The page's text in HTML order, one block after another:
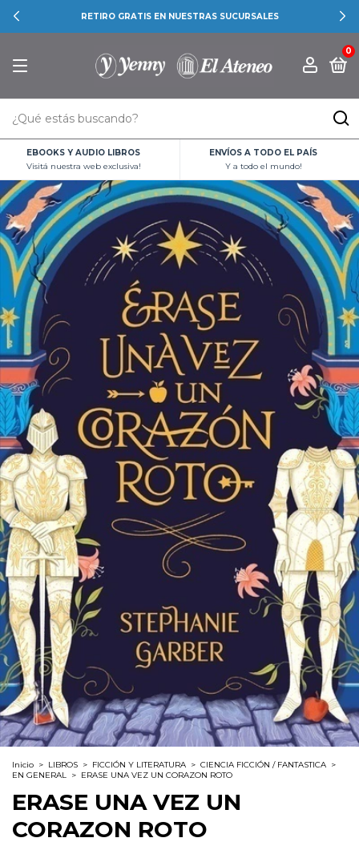
RETIRO GRATIS EN NUESTRAS SUCURSALES
0
EBOOKS Y AUDIO LIBROS
Visitá nuestra web exclusiva!
ENVÍOS A TODO EL PAÍS
Y a todo el mundo!
Inicio > LIBROS > FICCIÓN Y LITERATURA > CIENCIA FICCIÓN / FANTASTICA >
EN GENERAL > ERASE UNA VEZ UN CORAZON ROTO
ERASE UNA VEZ UN
CORAZON ROTO